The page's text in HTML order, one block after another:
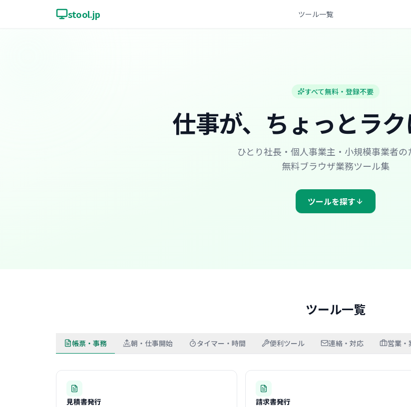
stool.jp ツール一覧
すべて無料・登録不要
仕事が、 ちょっとラク
ひとり社長・個人事業主・小規模事業者の
無料ブラウザ業務ツール集
ツールを探す
ツール一覧
帳票・事務 朝・仕事開始 タイマー・時間 便利ツール 連絡・対応 営業・
見積書発行 請求書発行